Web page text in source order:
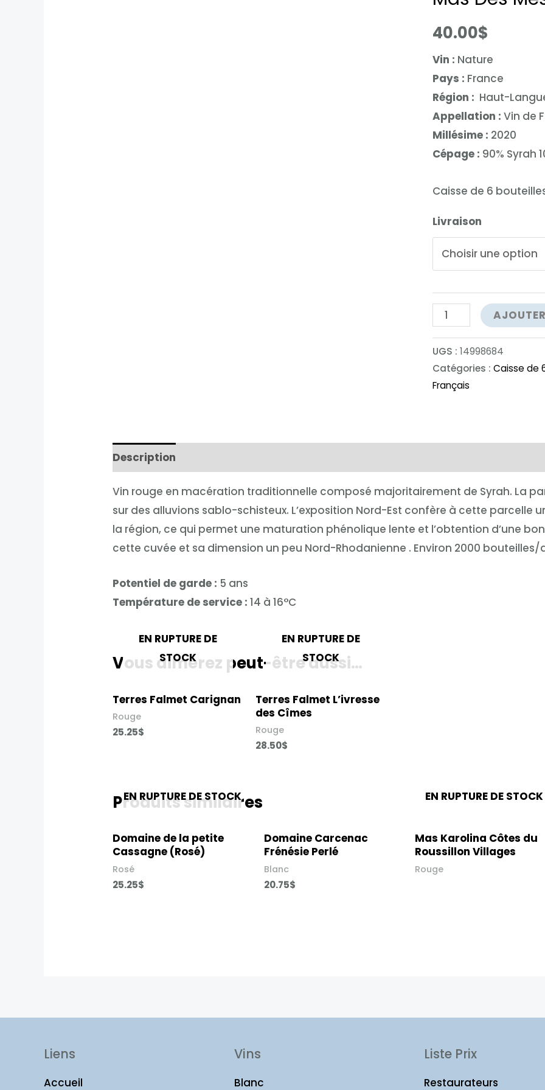
40.00$
Vin : Nature
Pays : France
Région : Haut-
Appellation : Vin de
Millésime : 2020
Cépage : 90% Syrah
Caisse de 6
Livraison
quantité
de
Mas
Des
Mesures
UGS : 14998684
Catégories : Caisse de
Français
Description
Vin rouge en macération traditionnelle composé majoritairement de Syrah. La
sur des alluvions sablo-schisteux. L’exposition Nord-Est confère à cette parcelle
la région, ce qui permet une maturation phénolique lente et l’obtention d’une
cette cuvée et sa dimension un peu Nord-Rhodanienne . Environ 2000 bouteilles/
Potentiel de garde : 5 ans
Température de service : 14 à 16°C
Vous aimerez peut-être aussi…
EN RUPTURE DE
STOCK
Terres Falmet Carignan​
Rouge
25.25$
EN RUPTURE DE
STOCK
Terres Falmet L’ivresse
des Cîmes​
Rouge
28.50$
Produits similaires
EN RUPTURE DE STOCK
Domaine de la petite
Cassagne (Rosé)​
Rosé
25.25$
Domaine Carcenac
Frénésie Perlé
Blanc
20.75$
EN RUPTURE DE STOCK
Mas Karolina Côtes du
Roussillon Villages
Rouge
Liens
Accueil
Vins
Blanc
Liste Prix
Restaurateurs